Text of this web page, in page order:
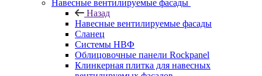
Навесные вентилируемые фасады
Назад
Навесные вентилируемые фасады
Сланец
Системы НВФ
Облицовочные панели Rockpanel
Клинкерная плитка для навесных